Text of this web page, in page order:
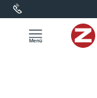
springen